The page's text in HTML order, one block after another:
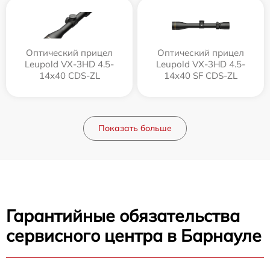
Оптический прицел
Leupold VX-3HD 4.5-
14x40 CDS-ZL
Оптический прицел
Leupold VX-3HD 4.5-
14x40 SF CDS-ZL
Показать больше
Гарантийные обязательства
сервисного центра в Барнауле